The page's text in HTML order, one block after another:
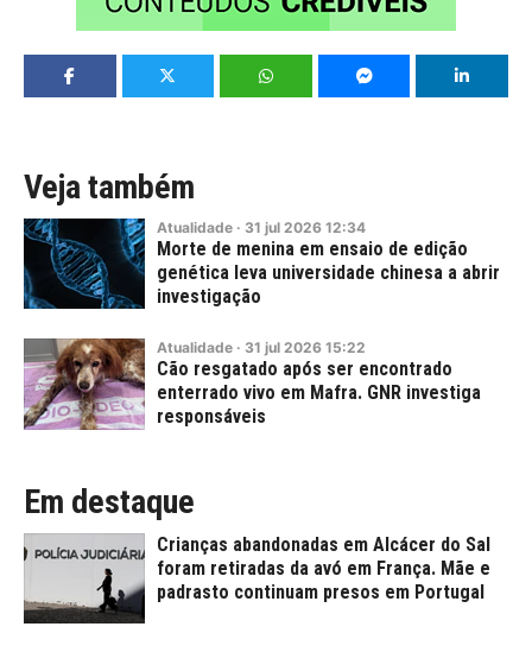
Veja também
Atualidade · 31 jul 2026 12:34
Morte de menina em ensaio de edição
genética leva universidade chinesa a abrir
investigação
Atualidade · 31 jul 2026 15:22
Cão resgatado após ser encontrado
enterrado vivo em Mafra. GNR investiga
responsáveis
Em destaque
Crianças abandonadas em Alcácer do Sal
foram retiradas da avó em França. Mãe e
padrasto continuam presos em Portugal